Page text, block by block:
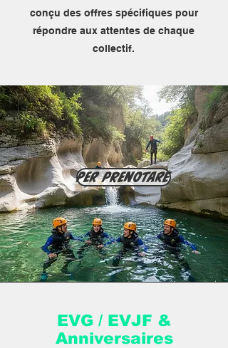
conçu des offres spécifiques pour
répondre aux attentes de chaque
collectif.
Per prenotare
EVG / EVJF &
Anniversaires